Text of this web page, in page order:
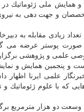
همایش ملی ژئوماتیك
متخصصان و جهت دهی به
علمی و پژوهشی
و پنجمین همایش و
علمی ایرنا
با علوم ژئوماتیك و
وسعت دو هزار مترمربع